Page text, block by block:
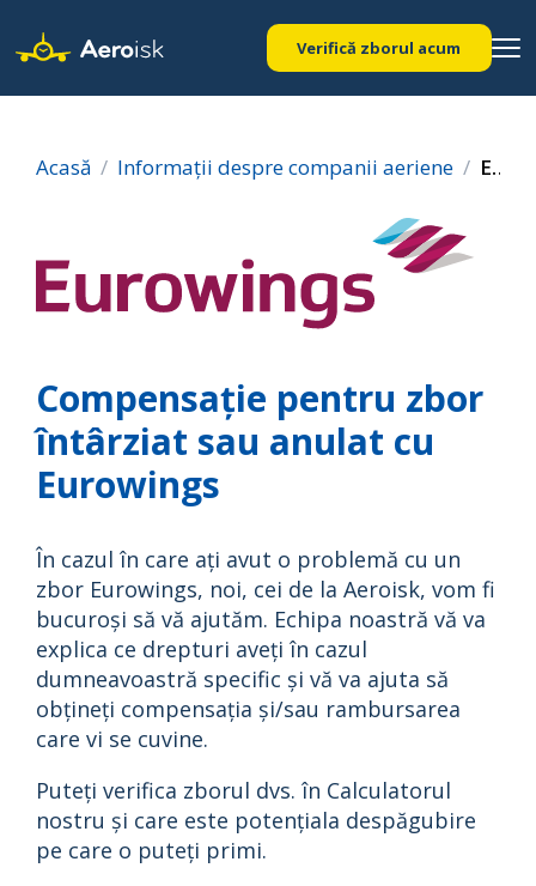
Verifică zborul acum
Acasă Informații despre companii aeriene Eurowings
Compensație pentru zbor
întârziat sau anulat cu
Eurowings
În cazul în care ați avut o problemă cu un
zbor Eurowings, noi, cei de la Aeroisk, vom fi
bucuroși să vă ajutăm. Echipa noastră vă va
explica ce drepturi aveți în cazul
dumneavoastră specific și vă va ajuta să
obțineți compensația și/sau rambursarea
care vi se cuvine.
Puteți verifica zborul dvs. în Calculatorul
nostru și care este potențiala despăgubire
pe care o puteți primi.